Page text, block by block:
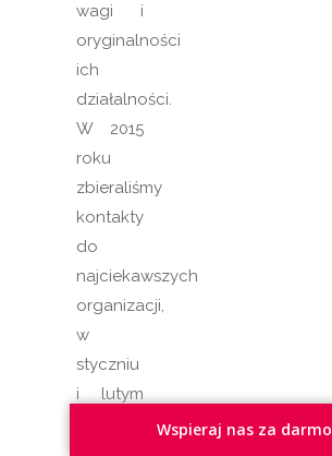
wagi i
oryginalności
ich
działalności.
W 2015
roku
zbieraliśmy
kontakty
do
najciekawszych
organizacji,
w
styczniu
i lutym
Wspieraj nas za darmo